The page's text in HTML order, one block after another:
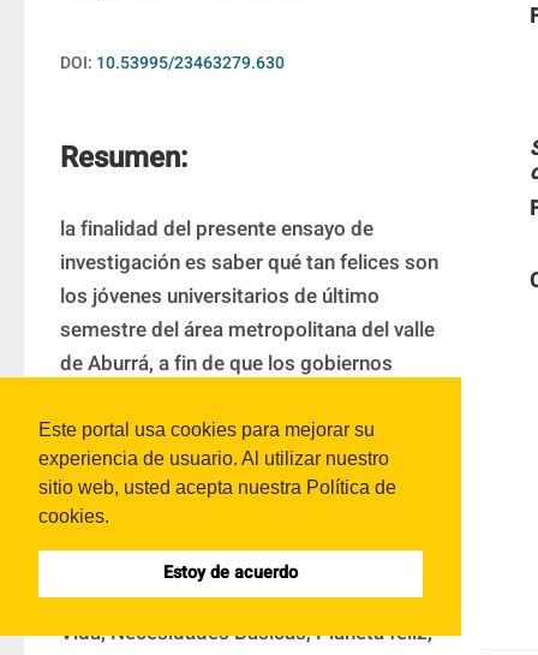
Este portal usa cookies para mejorar su
experiencia de usuario. Al utilizar nuestro
sitio web, usted acepta nuestra Política de
cookies.
Estoy de acuerdo
DOI: 10.53995/23463279.630
Resumen:
la finalidad del presente ensayo de
investigación es saber qué tan felices son
los jóvenes universitarios de último
semestre del área metropolitana del valle
de Aburrá, a fin de que los gobiernos
con sus municipalidades, se pueda
reducir la migración califi cada y mejorar
la efi ciencia del gasto público en
equipamiento de ciudad. La investigación
se basa en los índices internacionales de:
Bienestar Pluridimensional, Calidad de
Vida, Necesidades Básicas, Planeta feliz,